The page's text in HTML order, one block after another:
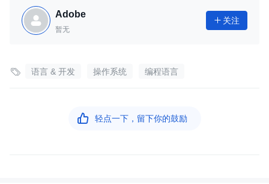
Adobe
暂无
 关注
 语言 & 开发 操作系统 编程语言
 轻点一下，留下你的鼓励